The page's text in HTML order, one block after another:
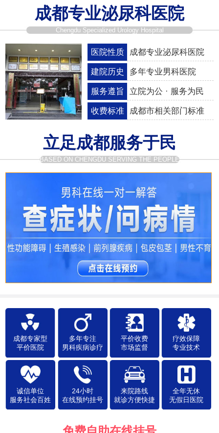
成都专业泌尿科医院
Chengdu Specialized Urology Hospital
医院性质 成都专业泌尿科医院
建院历史 多年专业男科医院
服务遵旨 立院为公 · 服务为民
收费标准 成都市相关部门标准
立足成都服务于民
BASED ON CHENGDU SERVING THE PEOPLE
成都专家型
平价医院
多年专注
男科疾病诊疗
平价收费
市场监督
疗效保障
专业技术
诚信单位
服务社会百姓
24小时
在线预约挂号
来院路线
就诊方便快捷
全年无休
无假日医院